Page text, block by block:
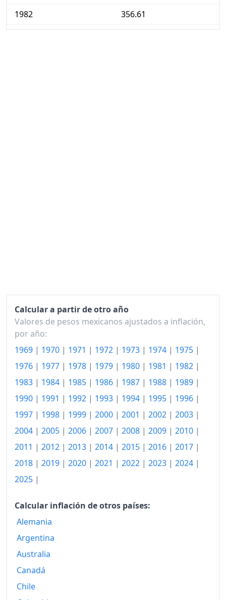
1982
356.61
1996
79,676.09
1997
96,109.78
1998
111,418.52
1999
129,897.99
2000
142,227.31
2002
158,894.66
2003
166,119.46
173,907.82
2006
187,406.99
2007
2008
2009
Calcular a partir de otro año
Valores de pesos mexicanos ajustados a inflación,
por año:
1969 | 1970 | 1971 | 1972 | 1973 | 1974 | 1975 |
1976 | 1977 | 1978 | 1979 | 1980 | 1981 | 1982 |
1983 | 1984 | 1985 | 1986 | 1987 | 1988 | 1989 |
1990 | 1991 | 1992 | 1993 | 1994 | 1995 | 1996 |
1997 | 1998 | 1999 | 2000 | 2001 | 2002 | 2003 |
2004 | 2005 | 2006 | 2007 | 2008 | 2009 | 2010 |
2011 | 2012 | 2013 | 2014 | 2015 | 2016 | 2017 |
2018 | 2019 | 2020 | 2021 | 2022 | 2023 | 2024 |
2025 |
Calcular inflación de otros países:
Alemania
Argentina
Australia
Canadá
Chile